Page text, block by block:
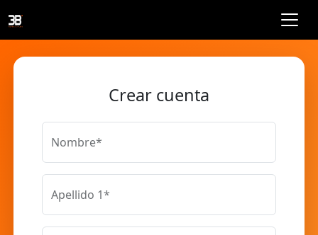
Crear cuenta
Nombre*
Apellido 1*